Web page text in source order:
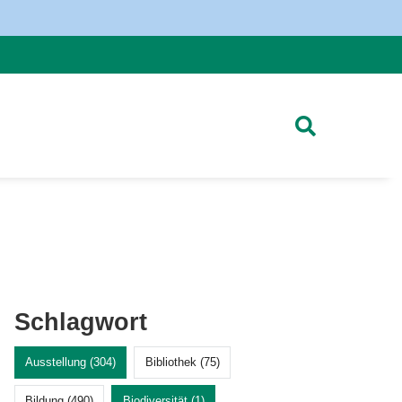
Schlagwort
Ausstellung (304) Bibliothek (75)